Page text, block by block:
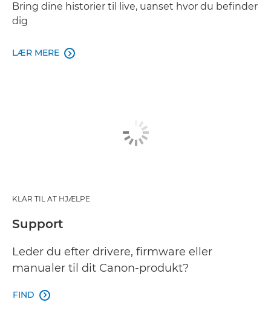
Bring dine historier til live, uanset hvor du befinder
dig
LÆR MERE 
KLAR TIL AT HJÆLPE
Support
Leder du efter drivere, firmware eller
manualer til dit Canon-produkt?
FIND 